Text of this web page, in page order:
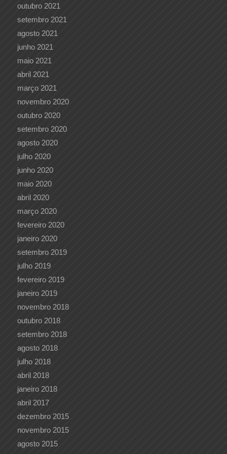
outubro 2021
setembro 2021
agosto 2021
junho 2021
maio 2021
abril 2021
março 2021
novembro 2020
outubro 2020
setembro 2020
agosto 2020
julho 2020
junho 2020
maio 2020
abril 2020
março 2020
fevereiro 2020
janeiro 2020
setembro 2019
julho 2019
fevereiro 2019
janeiro 2019
novembro 2018
outubro 2018
setembro 2018
agosto 2018
julho 2018
abril 2018
janeiro 2018
abril 2017
dezembro 2015
novembro 2015
agosto 2015